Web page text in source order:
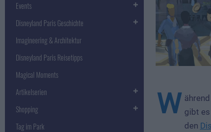
W gibt
den
Events
Disneyland Paris Geschichte
Imagineering & Architektur
Disneyland Paris Reisetipps
Magical Moments
Artikelserien
Shopping
Tag im Park